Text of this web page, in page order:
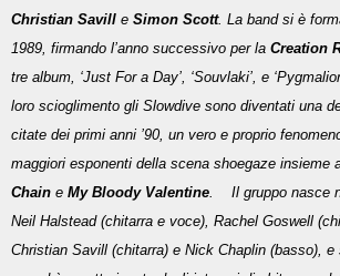
Christian Savill e Simon Scott. La band si è
1989, firmando l’anno successivo per la Creation
tre album, ‘Just For a Day’, ‘Souvlaki’, e
loro scioglimento gli Slowdive sono diventati una
citate dei primi anni ’90, un vero e proprio
maggiori esponenti della scena shoegaze insieme
Chain e My Bloody Valentine . Il gruppo nasce
Neil Halstead (chitarra e voce), Rachel Goswell
Christian Savill (chitarra) e Nick Chaplin (basso),